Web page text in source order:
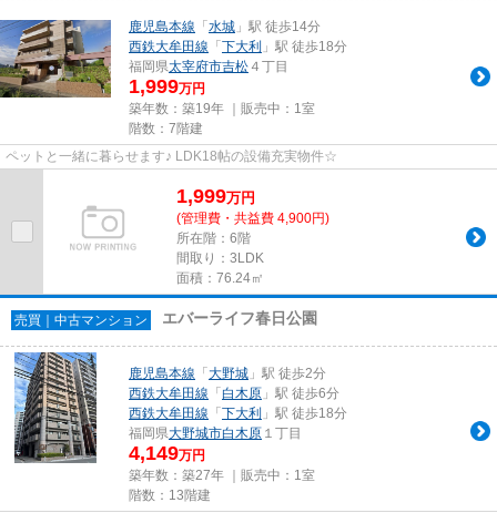
鹿児島本線 「 水城 」駅 徒歩14分
西鉄大牟田線 「 下大利 」駅 徒歩18分
福岡県太宰府市吉松 ４丁目
1,999万円
築年数：築19年 ｜販売中： 1室
階数：7階建
ペットと一緒に暮らせます♪ LDK18帖の設備充実物件☆
1,999万円
(管理費・共益費 4,900円)
所在階：6階
間取り：3LDK
面積：76.24㎡
売買｜中古マンション エバーライフ春日公園
鹿児島本線 「 大野城 」駅 徒歩2分
西鉄大牟田線 「 白木原 」駅 徒歩6分
西鉄大牟田線 「 下大利 」駅 徒歩18分
福岡県大野城市白木原 １丁目
4,149万円
築年数：築27年 ｜販売中： 1室
階数：13階建